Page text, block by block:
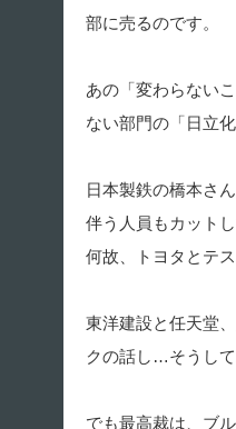
部に売るのです。
あの「変わらない
ない部門の「日立
日本製鉄の橋本さ
伴う人員もカット
何故、トヨタとテ
東洋建設と任天堂
クの話し…そうし
でも最高裁は、ブ